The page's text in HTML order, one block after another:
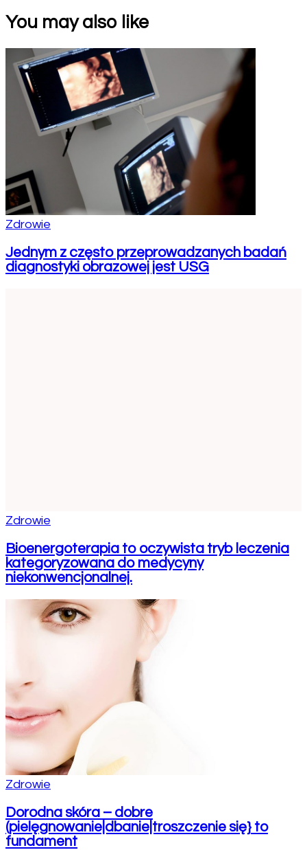
You may also like
Zdrowie
Jednym z często przeprowadzanych badań
diagnostyki obrazowej jest USG
Zdrowie
Bioenergoterapia to oczywista tryb leczenia
kategoryzowana do medycyny
niekonwencjonalnej.
Zdrowie
Dorodna skóra – dobre
(pielęgnowanie|dbanie|troszczenie się} to
fundament